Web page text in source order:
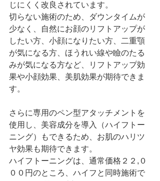
じにくく改良されています。
切らない施術のため、ダウンタイムが
少なく、自然にお顔のリフトアップが
したい方、小顔になりたい方、二重顎
が気になる方、ほうれい線や瞼のたる
みが気になる方など、リフトアップ効
果や小顔効果、美肌効果が期待できま
す。
さらに専用のペン型アタッチメントを
使用し、美容成分を導入（ハイフトー
ニング）もできるため、お肌のハリツ
ヤ効果も期待できます。
ハイフトーニングは、通常価格２２,０
００円のところ、ハイフと同時施術で